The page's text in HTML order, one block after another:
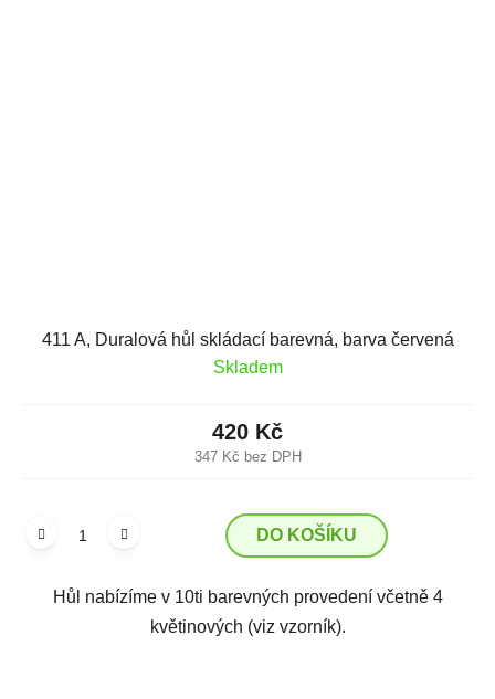
411 A, Duralová hůl skládací barevná, barva červená
Skladem
347 Kč bez DPH
420 Kč
DO KOŠÍKU
Hůl nabízíme v 10ti barevných provedení včetně 4
květinových (viz vzorník).